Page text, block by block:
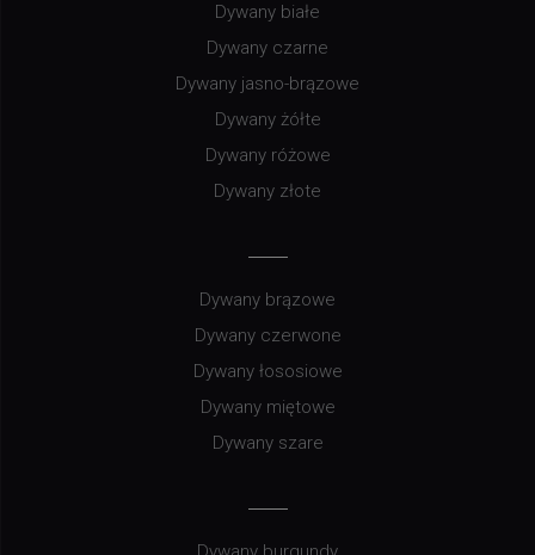
Dywany białe
Dywany czarne
Dywany jasno-brązowe
Dywany żółte
Dywany różowe
Dywany złote
Dywany brązowe
Dywany czerwone
Dywany łososiowe
Dywany miętowe
Dywany szare